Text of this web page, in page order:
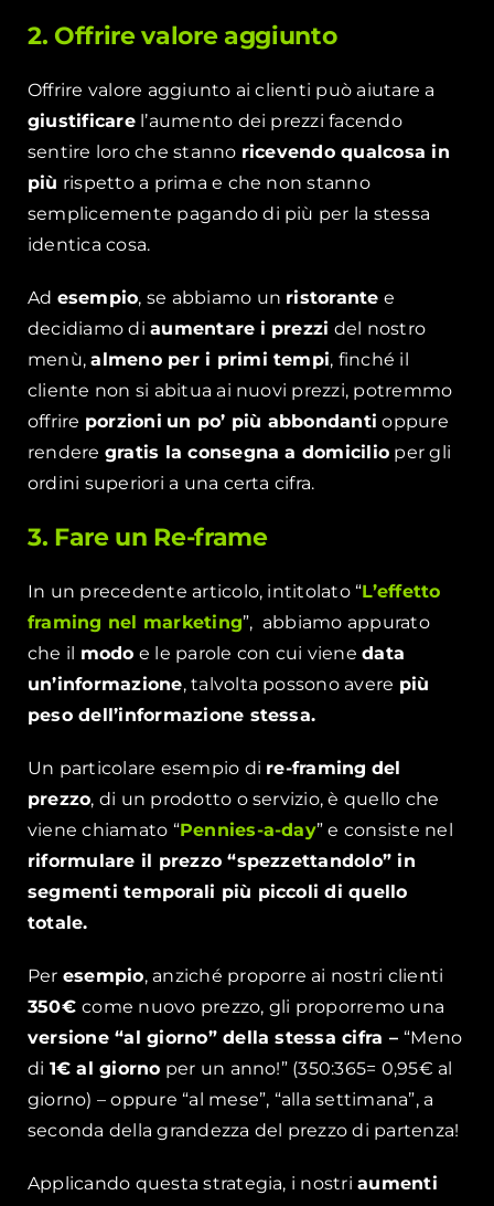
2. Offrire valore aggiunto
Offrire valore aggiunto ai clienti può aiutare a
giustificarel’aumento dei prezzi facendo
sentire loro che stanno ricevendo qualcosa in
più rispetto a prima e che non stanno
semplicemente pagando di più per la stessa
identica cosa.
Ad esempio, se abbiamo un ristorante e
decidiamo diaumentare i prezzi del nostro
menù,almeno per i primi tempi, finché il
cliente non si abitua ai nuovi prezzi, potremmo
offrire porzioni un po’ più abbondanti oppure
rendere gratis la consegna a domicilio per gli
ordini superiori a una certa cifra.
3. Fare un Re-frame
In un precedente articolo, intitolato “L’effetto
framing nel marketing”, abbiamo appurato
che il modo e le parole con cui vienedata
un’informazione, talvolta possono avere più
peso dell’informazione stessa.
Un particolare esempio di re-framing del
prezzo, di un prodotto o servizio, è quello che
viene chiamato “Pennies-a-day” e consiste nel
riformulare il prezzo “spezzettandolo” in
segmenti temporali più piccoli di quello
totale.
Per esempio, anziché proporre ai nostri clienti
350€come nuovo prezzo, gli proporremo una
versione “al giorno” della stessa cifra – “Meno
di 1€ al giorno per un anno!” (350:365= 0,95€ al
giorno) – oppure “al mese”, “alla settimana”, a
seconda della grandezza del prezzo di partenza!
Applicando questa strategia, i nostriaumenti